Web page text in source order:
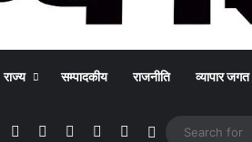
राज्य सम्पादकीय राजनीति व्यापार जगत
Facebook YouTubeInstagramWhatsApp
Switch skin